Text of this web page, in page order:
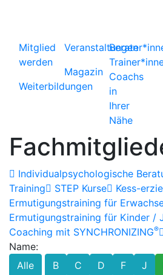
Mitglied
werden
Weiterbildungen
Veranstaltungen
Magazin Coachs
in
Ihrer
Nähe
Individualpsychologische
Training
STEP Kurse
Kess-
Ermutigungstraining für
Ermutigungstraining für Kinder /
Coaching mit SYNCHRONIZING®
Name:
Alle
B C D F J